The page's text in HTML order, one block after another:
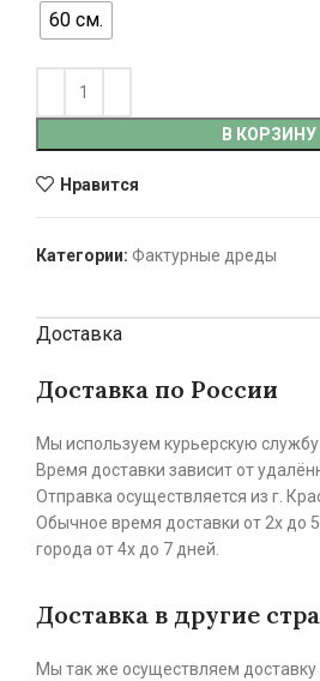
60 см.
В КОРЗИНУ
Нравится
Категории: Фактурные дреды
Доставка
Доставка по России
Мы используем курьерскую
Время доставки зависит от
Отправка осуществляется из г.
Обычное время доставки от 2х до
города от 4х до 7 дней.
Доставка в другие
Мы так же осуществляем доставку